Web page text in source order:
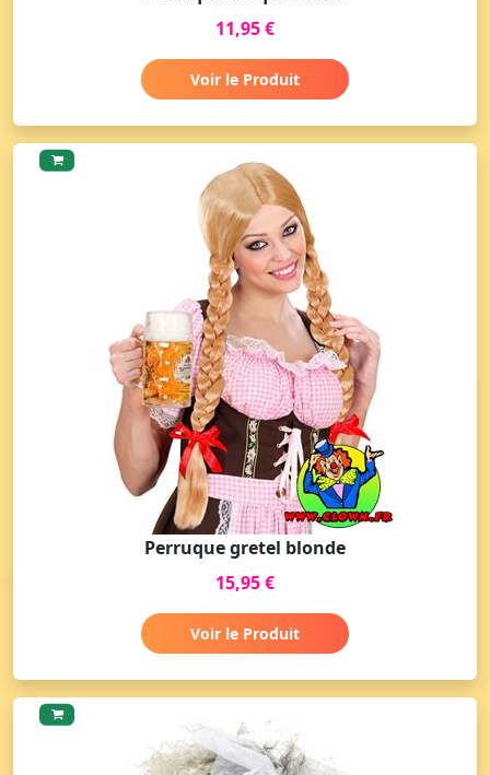
11,95 €
Voir le Produit
Perruque gretel blonde
15,95 €
Voir le Produit